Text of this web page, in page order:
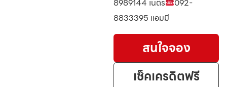
8989144 เนตร
092-
8833395 แอมมี
สนใจจอง
เช็คเครดิตฟรี